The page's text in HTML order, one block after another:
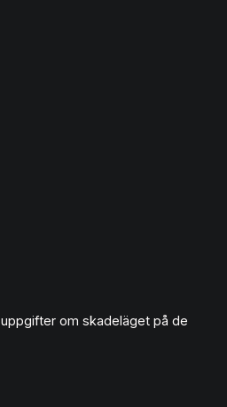
om skadeläget på de